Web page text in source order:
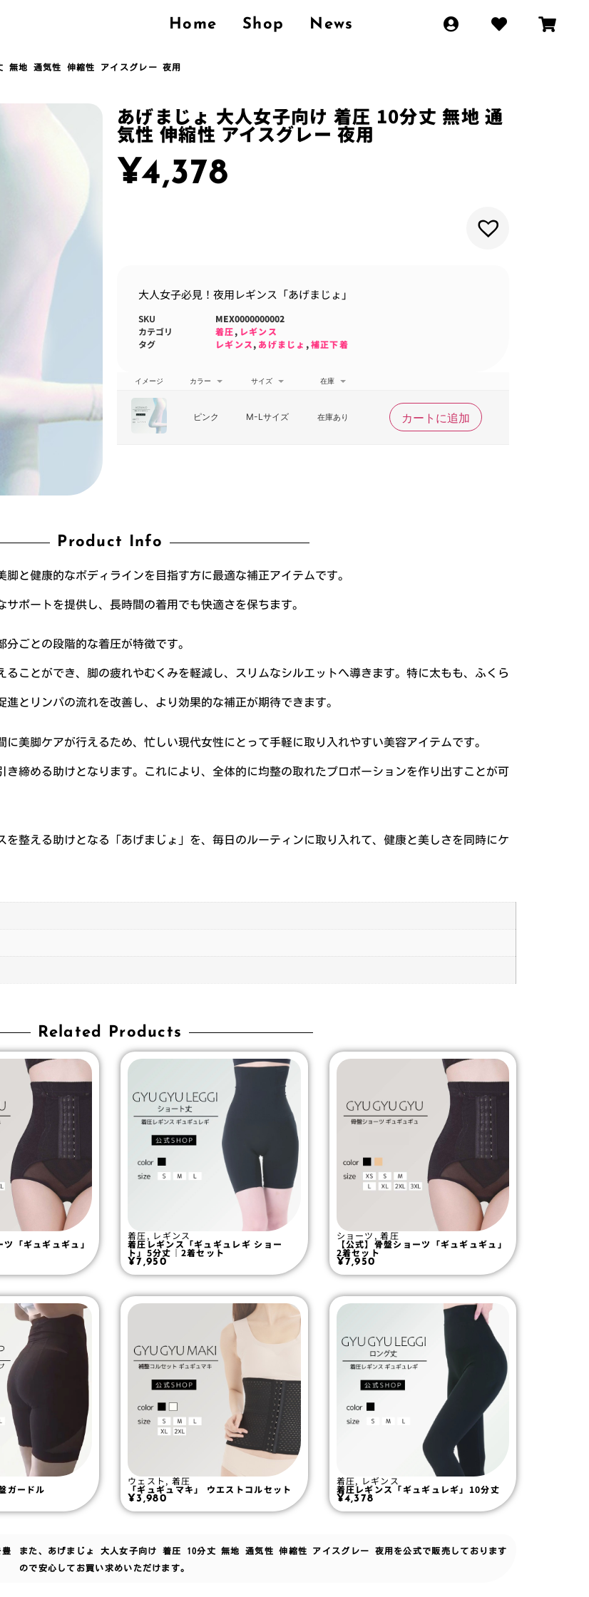
Home Shop News
地 通気性 伸縮性 アイスグレー 夜用
あげまじょ 大人女子向け 着圧 10分丈 無地 通
気性 伸縮性 アイスグレー 夜用
¥4,378
大人女子必見！夜用レギンス「あげまじょ」
SKU
MEX0000000002
カテゴリ
着圧, レギンス
タグ
レギンス, あげまじょ ,補正下着
イメージ カラー サイズ 在庫
ピンク M-Lサイズ 在庫あり カートに追加
Product Info
と健康的なボディラインを目指す方に最適な補正アイテムです。
ポートを提供し、長時間の着用でも快適さを保ちます。
ごとの段階的な着圧が特徴です。
ことができ、脚の疲れやむくみを軽減し、スリムなシルエットへ導きます。特に太もも、ふくら
とリンパの流れを改善し、より効果的な補正が期待できます。
美脚ケアが行えるため、忙しい現代女性にとって手軽に取り入れやすい美容アイテムです。
締める助けとなります。これにより、全体的に均整の取れたプロポーションを作り出すことが可
整える助けとなる「あげまじょ」を、毎日のルーティンに取り入れて、健康と美しさを同時にケ
Related Products
「ギュギュギュ」
着圧, レギンス
着圧レギンス「ギュギュレギ ショー
ト」5分丈｜2着セット
¥7,950
ショーツ,着圧
【公式】骨盤ショーツ「ギュギュギュ」
2着セット
¥ 7,950
ガードル
ウェスト,着圧
「ギュギュマキ」 ウエストコルセット
¥3,980
着圧, レギンス
着圧レギンス「ギュギュレギ」10分丈
¥4,378
豊
また、あげまじょ 大人女子向け 着圧 10分丈 無地 通気性 伸縮性 アイスグレー 夜用を公式で販売しております
ので安心してお買い求めいただけます。